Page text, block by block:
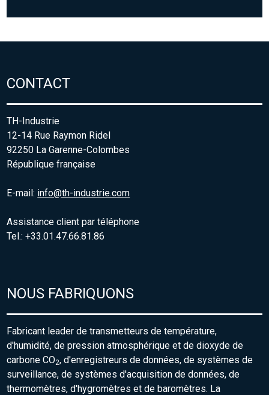
CONTACT
TH-Industrie
12-14 Rue Raymon Ridel
92250 La Garenne-Colombes
République française
E-mail: info@th-industrie.com
Assistance client par téléphone
Tel.: +33.01.47.66.81.86
NOUS FABRIQUONS
Fabricant leader de transmetteurs de température,
d'humidité, de pression atmosphérique et de dioxyde de
carbone CO2, d'enregistreurs de données, de systèmes de
surveillance, de systèmes d'acquisition de données, de
thermomètres, d'hygromètres et de baromètres. La